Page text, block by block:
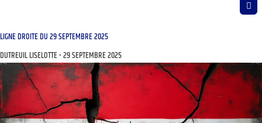
LIGNE DROITE DU 29 SEPTEMBRE 2025
DUTREUIL LISELOTTE 29 SEPTEMBRE 2025